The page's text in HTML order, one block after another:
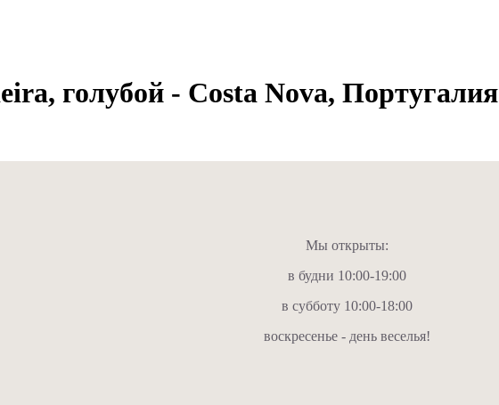
голубой - Costa Nova, Португалия
Мы открыты:
в будни 10:00-19:00
в субботу 10:00-18:00
воскресенье - день веселья!